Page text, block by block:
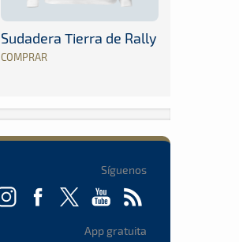
Sudadera Tierra de Rally
COMPRAR
Síguenos
App gratuita